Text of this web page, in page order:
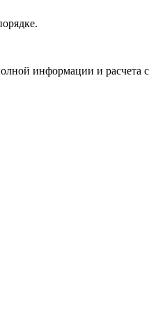
информации и расчета